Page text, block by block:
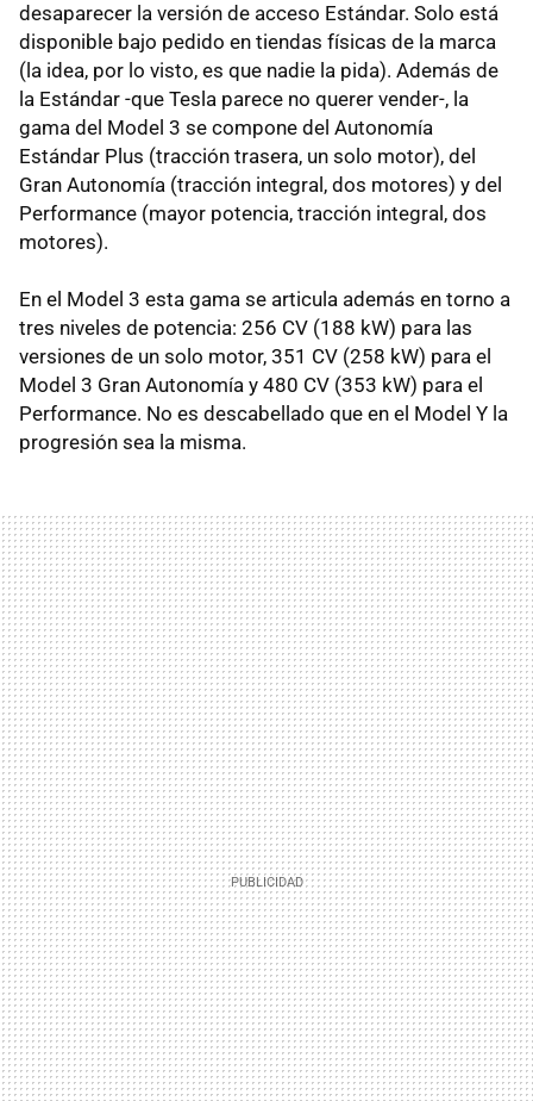
desaparecer la versión de acceso Estándar. Solo está
disponible bajo pedido en tiendas físicas de la marca
(la idea, por lo visto, es que nadie la pida). Además de
la Estándar -que Tesla parece no querer vender-, la
gama del Model 3 se compone del Autonomía
Estándar Plus (tracción trasera, un solo motor), del
Gran Autonomía (tracción integral, dos motores) y del
Performance (mayor potencia, tracción integral, dos
motores).
En el Model 3 esta gama se articula además en torno a
tres niveles de potencia: 256 CV (188 kW) para las
versiones de un solo motor, 351 CV (258 kW) para el
Model 3 Gran Autonomía y 480 CV (353 kW) para el
Performance. No es descabellado que en el Model Y la
progresión sea la misma.